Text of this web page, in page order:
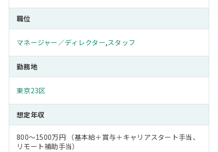
職位
マネージャー／ディレクター,スタッフ
勤務地
東京23区
想定年収
800～1500万円 （基本給＋賞与＋キャリアスタート手当、
リモート補助手当）